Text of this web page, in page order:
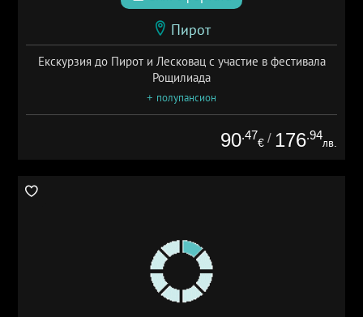
Пирот
Екскурзия до Пирот и Лесковац с участие в фестивала
Рощилиада
+ полупансион
90.47
€ / 176.94
лв.